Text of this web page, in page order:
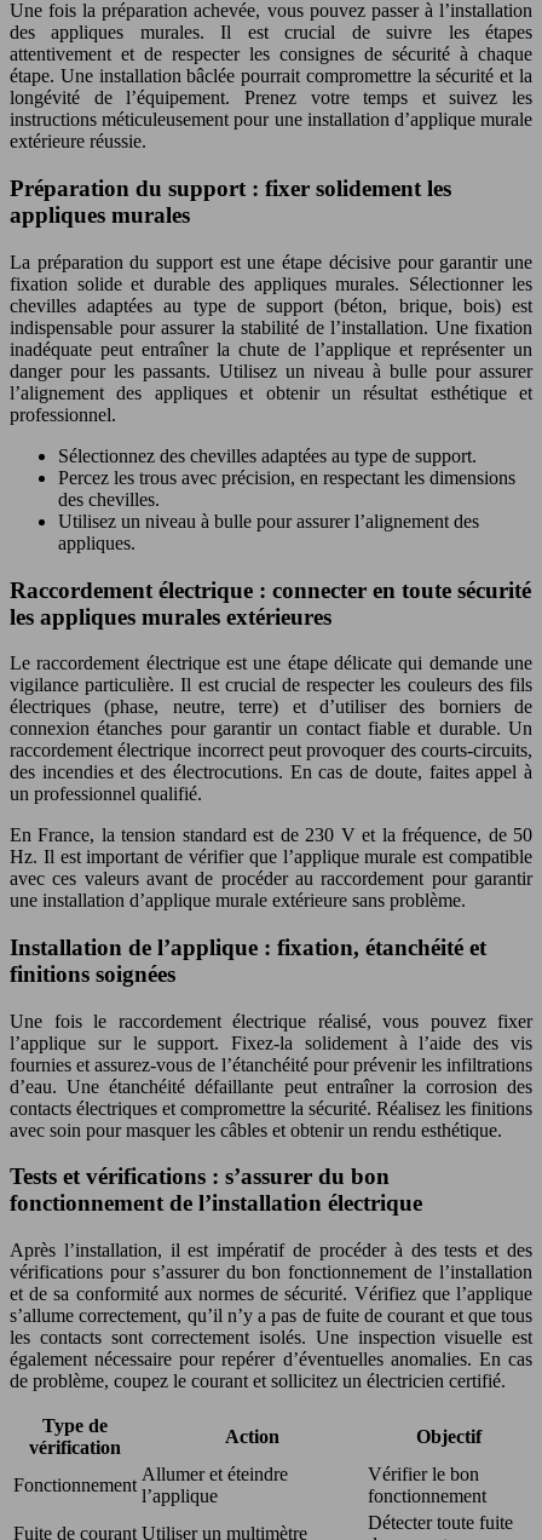
Une fois la préparation achevée, vous pouvez passer à l’installation
des appliques murales. Il est crucial de suivre les étapes
attentivement et de respecter les consignes de sécurité à chaque
étape. Une installation bâclée pourrait compromettre la sécurité et la
longévité de l’équipement. Prenez votre temps et suivez les
instructions méticuleusement pour une installation d’applique murale
extérieure réussie.
Préparation du support : fixer solidement les
appliques murales
La préparation du support est une étape décisive pour garantir une
fixation solide et durable des appliques murales. Sélectionner les
chevilles adaptées au type de support (béton, brique, bois) est
indispensable pour assurer la stabilité de l’installation. Une fixation
inadéquate peut entraîner la chute de l’applique et représenter un
danger pour les passants. Utilisez un niveau à bulle pour assurer
l’alignement des appliques et obtenir un résultat esthétique et
professionnel.
Sélectionnez des chevilles adaptées au type de support.
Percez les trous avec précision, en respectant les dimensions
des chevilles.
Utilisez un niveau à bulle pour assurer l’alignement des
appliques.
Raccordement électrique : connecter en toute sécurité
les appliques murales extérieures
Le raccordement électrique est une étape délicate qui demande une
vigilance particulière. Il est crucial de respecter les couleurs des fils
électriques (phase, neutre, terre) et d’utiliser des borniers de
connexion étanches pour garantir un contact fiable et durable. Un
raccordement électrique incorrect peut provoquer des courts-circuits,
des incendies et des électrocutions. En cas de doute, faites appel à
un professionnel qualifié.
En France, la tension standard est de 230 V et la fréquence, de 50
Hz. Il est important de vérifier que l’applique murale est compatible
avec ces valeurs avant de procéder au raccordement pour garantir
une installation d’applique murale extérieure sans problème.
Installation de l’applique : fixation, étanchéité et
finitions soignées
Une fois le raccordement électrique réalisé, vous pouvez fixer
l’applique sur le support. Fixez-la solidement à l’aide des vis
fournies et assurez-vous de l’étanchéité pour prévenir les infiltrations
d’eau. Une étanchéité défaillante peut entraîner la corrosion des
contacts électriques et compromettre la sécurité. Réalisez les finitions
avec soin pour masquer les câbles et obtenir un rendu esthétique.
Tests et vérifications : s’assurer du bon
fonctionnement de l’installation électrique
Après l’installation, il est impératif de procéder à des tests et des
vérifications pour s’assurer du bon fonctionnement de l’installation
et de sa conformité aux normes de sécurité. Vérifiez que l’applique
s’allume correctement, qu’il n’y a pas de fuite de courant et que tous
les contacts sont correctement isolés. Une inspection visuelle est
également nécessaire pour repérer d’éventuelles anomalies. En cas
de problème, coupez le courant et sollicitez un électricien certifié.
Type de
vérification
Action Objectif
Fonctionnement
Allumer et éteindre
l’applique
Vérifier le bon
fonctionnement
Fuite de courant Utiliser un multimètre
Détecter toute fuite